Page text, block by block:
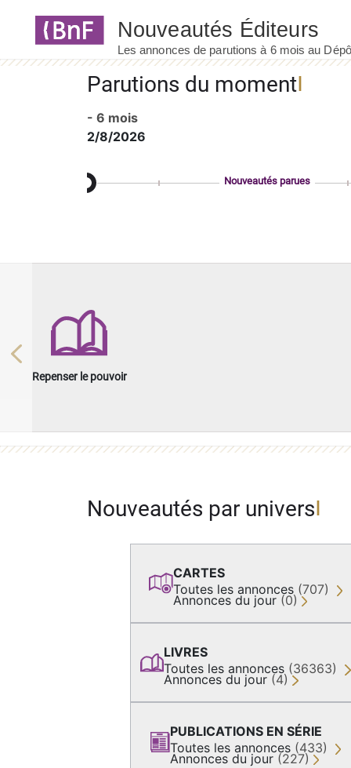
Parutions du moment
- 6 mois
2/8/2026
Nouveautés parues
Repenser le pouvoir
Previous
Nouveautés par univers
CARTES
Toutes les annonces (707)
Annonces du jour (0)
LIVRES
Toutes les annonces (36363)
Annonces du jour (4)
PUBLICATIONS EN SÉRIE
Toutes les annonces (433)
Annonces du jour (227)